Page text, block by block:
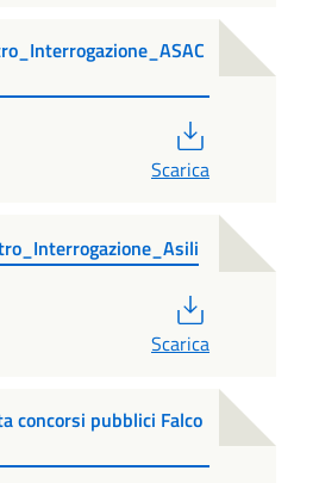
Scarica
Scarica
concorsi pubblici Falco